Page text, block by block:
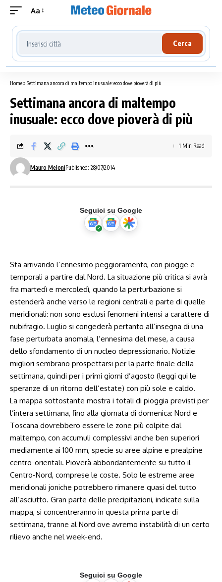
Aa
Cerca località meteo
Cerca
Home» Settimana ancora di maltempo inusuale: ecco dove pioverà di più
Settimana ancora di maltempo
inusuale: ecco dove pioverà di più
Mauro MeloniPublished: 28/07/2014
1 Min Read
Seguici su Google
Sta arrivando l’ennesimo peggioramento, con piogge e
temporali a partire dal Nord. La situazione più critica si avrà
fra martedì e mercoledì, quando la perturbazione si
estenderà anche verso le regioni centrali e parte di quelle
meridionali: non sono esclusi fenomeni intensi a carattere di
nubifragio. Luglio si congederà pertanto all’insegna di una
fase perturbata anomala, l’ennesima del mese, a causa
dello sfondamento di un nucleo depressionario. Notizie
migliori sembrano prospettarsi per la parte finale della
settimana, quindi per i primi giorni d’agosto (leggi qui le
speranze di un ritorno dell’estate) con più sole e caldo.
La mappa sottostante mostra i totali di pioggia previsti per
l’intera settimana, fino alla giornata di domenica: Nord e
Toscana dovrebbero essere le zone più colpite dal
maltempo, con accumuli complessivi anche ben superiori
mediamente ai 100 mm, specie su aree alpine e prealpine
centro-orientali. Pioverà abbondantemente su tutto il
Centro-Nord, comprese le coste. Solo le estreme aree
meridionali joniche potrebbero rimanere quasi del tutto
all’asciutto. Gran parte delle precipitazioni, indicate sulla
mappa, si concentreranno in questa prima parte di
settimana, tranne al Nord ove avremo instabilità di un certo
rilievo anche nel week-end.
Seguici su Google